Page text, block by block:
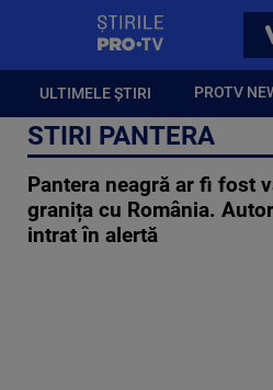
ULTIMELE ȘTIRI PROTV
STIRI PANTERA
Pantera neagră ar fi fost
granița cu România.
intrat în alertă